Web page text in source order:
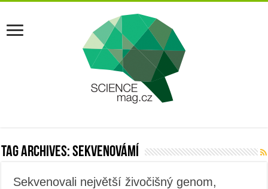
Tag Archives:sekvenovámí
Sekvenovali největší živočišný genom,